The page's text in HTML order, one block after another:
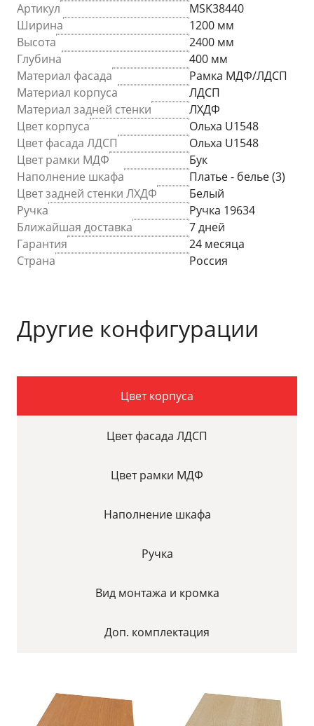
Артикул
MSK38440
Ширина
1200 мм
Высота
2400 мм
Глубина
400 мм
Материал фасада
Рамка МДФ/ЛДСП
Материал корпуса
ЛДСП
Материал задней стенки
ЛХДФ
Цвет корпуса
Ольха U1548
Цвет фасада ЛДСП
Ольха U1548
Цвет рамки МДФ
Бук
Наполнение шкафа
Платье - белье (3)
Цвет задней стенки ЛХДФ
Белый
Ручка
Ручка 19634
Ближайшая доставка
7 дней
Гарантия
24 месяца
Страна
Россия
Другие конфигурации
Цвет корпуса
Цвет фасада ЛДСП
Цвет рамки МДФ
Наполнение шкафа
Ручка
Вид монтажа и кромка
Доп. комплектация